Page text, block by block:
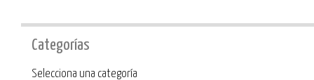
Categorías
Categoría
Selecciona una categoría